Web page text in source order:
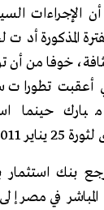
الإجراءات
المذكورة أدت
خوفا من
أعقبت تطورات
مبارك حينما
2011.
بنك استثمار
المباشر في مصر